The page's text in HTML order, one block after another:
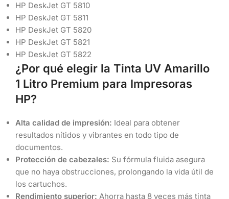
HP DeskJet GT 5810
HP DeskJet GT 5811
HP DeskJet GT 5820
HP DeskJet GT 5821
HP DeskJet GT 5822
¿Por qué elegir la Tinta UV Amarillo
1 Litro Premium para Impresoras
HP?
Alta calidad de impresión: Ideal para obtener
resultados nítidos y vibrantes en todo tipo de
documentos.
Protección de cabezales: Su fórmula fluida asegura
que no haya obstrucciones, prolongando la vida útil de
los cartuchos.
Rendimiento superior: Ahorra hasta 8 veces más tinta